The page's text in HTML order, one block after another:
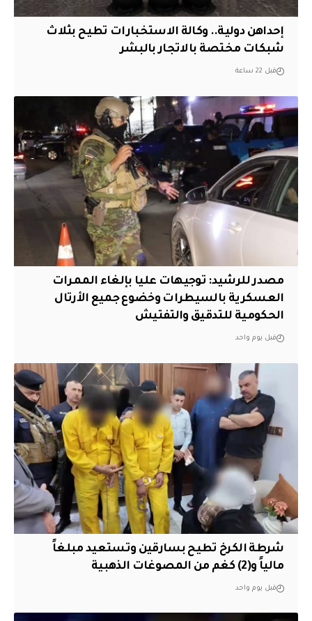
إحداهن دولية.. وكالة الاستخبارات تطيح بثلاث
شبكات مختصة بالاتجار بالبشر
قبل 22 ساعة
مصدر للرشيد: توجيهات عليا بإلغاء الممرات
العسكرية بالسيطرات وخضوع جميع الأرتال
الحكومية للتدقيق والتفتيش
قبل يوم واحد
شرطة الكرخ تطيح بسارقين وتستعيد مبلغاً
مالياً و(2) كغم من المصوغات الذهبية
قبل يوم واحد